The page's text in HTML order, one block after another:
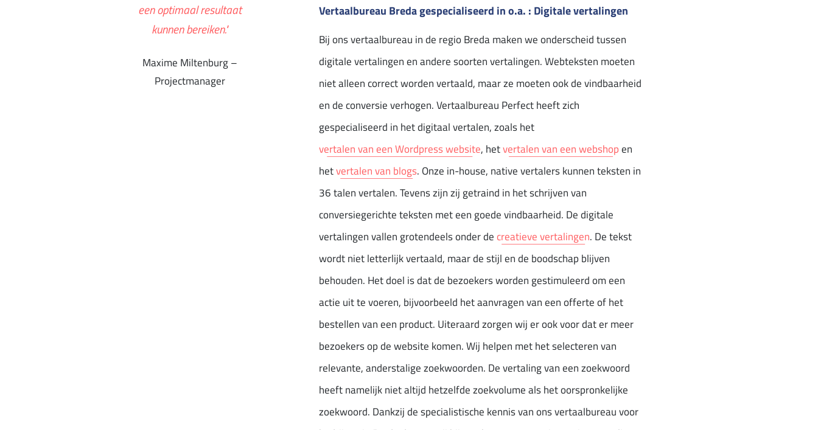
Vertaalbureau Breda gespecialiseerd in o.a. : Digitale vertalingen
Bij ons vertaalbureau in de regio Breda maken we onderscheid tussen
digitale vertalingen en andere soorten vertalingen. Webteksten moeten
niet alleen correct worden vertaald, maar ze moeten ook de vindbaarheid
en de conversie verhogen. Vertaalbureau Perfect heeft zich
gespecialiseerd in het digitaal vertalen, zoals het
vertalen van een Wordpress website, hetvertalen van een webshopen
hetvertalen van blogs. Onze in-house, native vertalers kunnen teksten in
36 talen vertalen. Tevens zijn zij getraind in het schrijven van
conversiegerichte teksten met een goede vindbaarheid. De digitale
vertalingen vallen grotendeels onder de creatieve vertalingen. De tekst
wordt niet letterlijk vertaald, maar de stijl en de boodschap blijven
behouden. Het doel is dat de bezoekers worden gestimuleerd om een
actie uit te voeren, bijvoorbeeld het aanvragen van een offerte of het
bestellen van een product. Uiteraard zorgen wij er ook voor dat er meer
bezoekers op de website komen. Wij helpen met het selecteren van
relevante, anderstalige zoekwoorden. De vertaling van een zoekwoord
heeft namelijk niet altijd hetzelfde zoekvolume als het oorspronkelijke
zoekwoord. Dankzij de specialistische kennis van ons vertaalbureau voor
een optimaal resultaat
kunnen bereiken."
Maxime Miltenburg –
Projectmanager